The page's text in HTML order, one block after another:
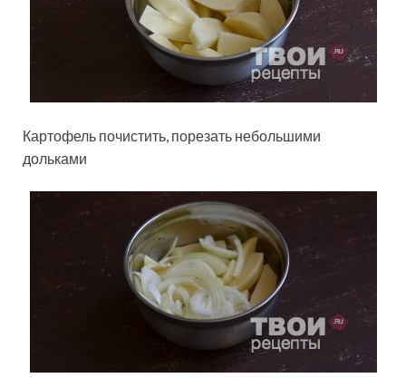
Картофель почистить, порезать небольшими
дольками